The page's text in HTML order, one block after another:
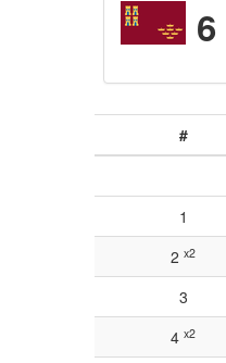
6
#
1
2 x2
3
4 x2